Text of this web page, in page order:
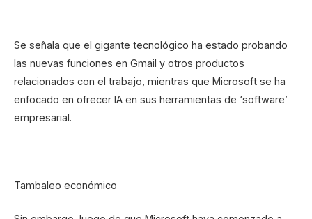
Se señala que el gigante tecnológico ha estado probando
las nuevas funciones en Gmail y otros productos
relacionados con el trabajo, mientras que Microsoft se ha
enfocado en ofrecer IA en sus herramientas de ‘software’
empresarial.
Tambaleo económico